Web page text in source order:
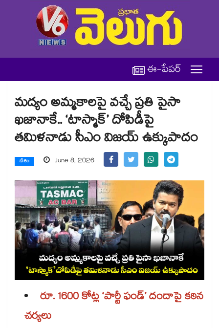
ఈ-పేపర్
మద్యం అమ్మకాలపై వచ్చే ప్రతి పైసా
ఖజానాకే.. ‘టాస్మాక్’ దోపిడీపై
తమిళనాడు సీఎం విజయ్ ఉక్కుపాదం
దేశం June 8, 2026
రూ. 1600 కోట్ల ‘పార్టీ ఫండ్’ దందాపై కఠిన
చర్యలు